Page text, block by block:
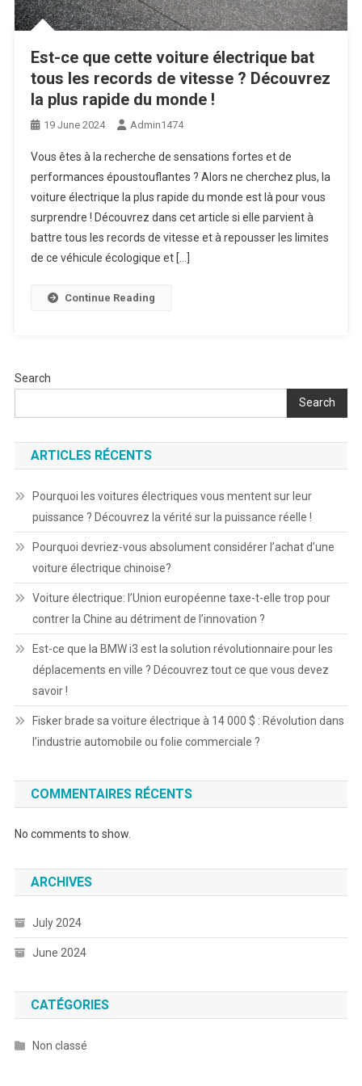
Est-ce que cette voiture électrique bat
tous les records de vitesse ? Découvrez
la plus rapide du monde !
19 June 2024 Admin1474
Vous êtes à la recherche de sensations fortes et de
performances époustouflantes ? Alors ne cherchez plus, la
voiture électrique la plus rapide du monde est là pour vous
surprendre ! Découvrez dans cet article si elle parvient à
battre tous les records de vitesse et à repousser les limites
de ce véhicule écologique et […]
Continue Reading
Search
Search
ARTICLES RÉCENTS
Pourquoi les voitures électriques vous mentent sur leur
puissance ? Découvrez la vérité sur la puissance réelle !
Pourquoi devriez-vous absolument considérer l’achat d’une
voiture électrique chinoise?
Voiture électrique: l’Union européenne taxe-t-elle trop pour
contrer la Chine au détriment de l’innovation ?
Est-ce que la BMW i3 est la solution révolutionnaire pour les
déplacements en ville ? Découvrez tout ce que vous devez
savoir !
Fisker brade sa voiture électrique à 14 000 $ : Révolution dans
l’industrie automobile ou folie commerciale ?
COMMENTAIRES RÉCENTS
No comments to show.
ARCHIVES
July 2024
June 2024
CATÉGORIES
Non classé